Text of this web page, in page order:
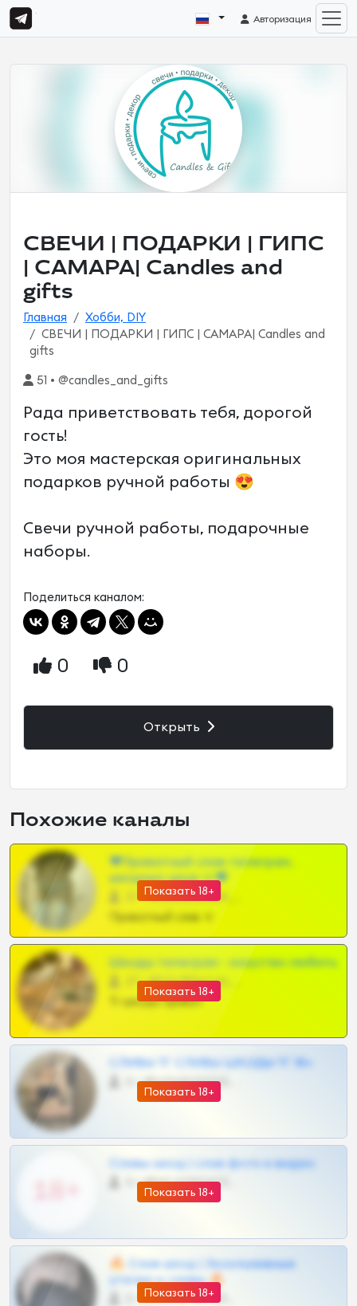
Авторизация
СВЕЧИ | ПОДАРКИ | ГИПС
| САМАРА| Candles and
gifts
Главная
Хобби, DIY
СВЕЧИ | ПОДАРКИ | ГИПС | САМАРА| Candles and
gifts
51 • @candles_and_gifts
Рада приветствовать тебя, дорогой
гость!
Это моя мастерская оригинальных
подарков ручной работы 😍
Свечи ручной работы, подарочные
наборы.
Поделиться каналом:
0 0
Открыть
Похожие каналы
Показать 18+
❤Приватный слив телеграм,
шкодных шкур тг❤
57 •
Показать 18+
Шкоды телеграм - искуство любить
27 •
Тг шкоды приват
Показать 18+
СЛИВЫ ТГ СЛИВЫ ШКОДЫ ТГ 18+
0 •
Показать 18+
Сливы шкод | слив фото и видео
0 •
Показать 18+
🔥 Слив шкод | Эксклюзивные
утечки и сливы 🔥
0 •